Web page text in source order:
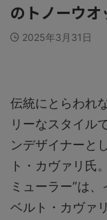
のトノーウ
2025年3月31日
伝統にとらわれ
リーなスタイル
ンデザイナーと
ト・カヴァリ氏
ミューラー”は
ベルト・カヴァ